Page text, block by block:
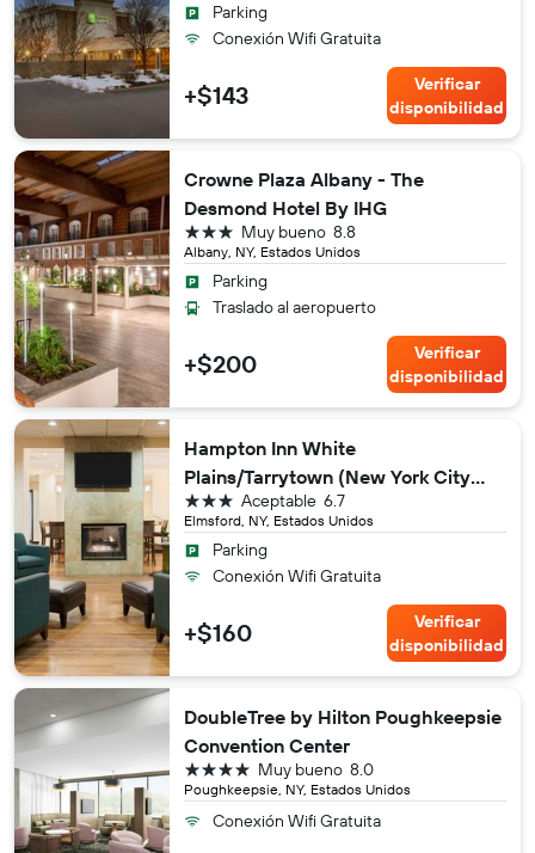
Parking
Conexión Wifi Gratuita
+$143
Verificar
disponibilidad
Crowne Plaza Albany - The
Desmond Hotel By IHG
Albany, NY, Estados Unidos
8.8
Muy bueno
3 estrellas
Parking
Traslado al aeropuerto
+$200
Verificar
disponibilidad
Hampton Inn White
Plains/Tarrytown (New York City
Area)
Elmsford, NY, Estados Unidos
6.7
Aceptable
3 estrellas
Parking
Conexión Wifi Gratuita
+$160
Verificar
disponibilidad
DoubleTree by Hilton Poughkeepsie
Convention Center
Poughkeepsie, NY, Estados Unidos
8.0
Muy bueno
4 estrellas
Conexión Wifi Gratuita